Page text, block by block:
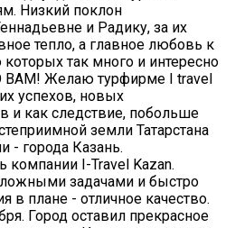
Низкий поклон
и Радику, за их
тепло, а главное любовь к
так много и интересно
ВАМ! Желаю турфирме I travel
успехов, новых
и как следствие, побольше
земли Татарстана
- города Казань.
компании I-Travel Kazan.
задачами и быстро
в плане - отличное качество.
Город оставил прекрасное